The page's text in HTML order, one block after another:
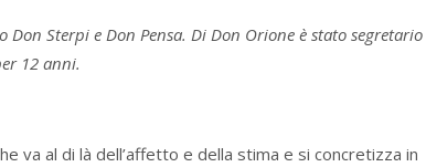
Don Sterpi e Don Pensa. Di Don Orione è stato segretario
12 anni.
va al di là dell’affetto e della stima e si concretizza in